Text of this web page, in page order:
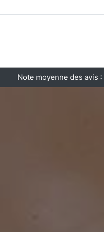
Note moyenne des avis :